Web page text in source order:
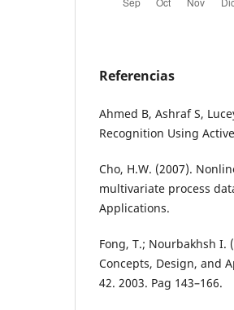
Referencias
Ahmed B, Ashraf S,
Recognition Using
Cho, H.W. (2007).
multivariate process
Applications.
Fong, T.; Nourbakhsh I.
Concepts, Design, and
42. 2003. Pag 143–166.